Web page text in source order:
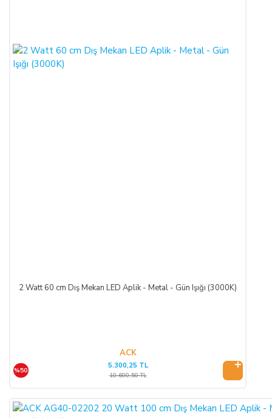
2 Watt 60 cm Dış Mekan LED Aplik - Metal - Gün Işığı (3000K)
ACK
%50
5.300,25 TL
10.600,50 TL